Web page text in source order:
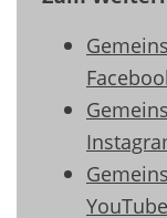
YouTube